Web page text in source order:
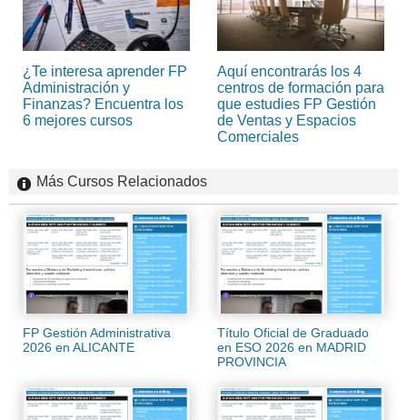
¿Te interesa aprender FP
Administración y
Finanzas? Encuentra los
6 mejores cursos
Aquí encontrarás los 4
centros de formación para
que estudies FP Gestión
de Ventas y Espacios
Comerciales
Más Cursos Relacionados
FP Gestión Administrativa
2026 en ALICANTE
Título Oficial de Graduado
en ESO 2026 en MADRID
PROVINCIA